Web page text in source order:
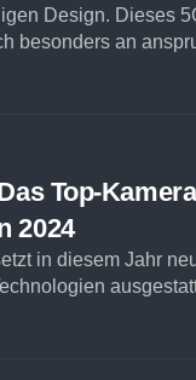
Design. Dieses
besonders an
Top-
2024
in diesem Jahr